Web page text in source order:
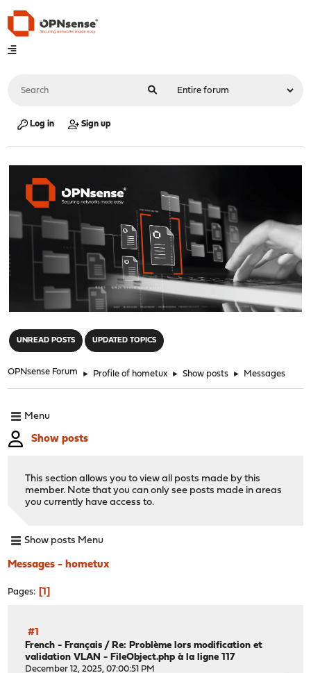
Log in Sign up
UNREAD POSTS UPDATED TOPICS
OPNsense Forum ► Profile of hometux ► Show posts ► Messages
Menu
Show posts
This section allows you to view all posts made by this
member. Note that you can only see posts made in areas
you currently have access to.
Show posts Menu
Messages - hometux
Pages 1
#1
French - Français / Re: Problème lors modification et
validation VLAN - FileObject.php à la ligne 117
December 12, 2025, 07:00:51 PM